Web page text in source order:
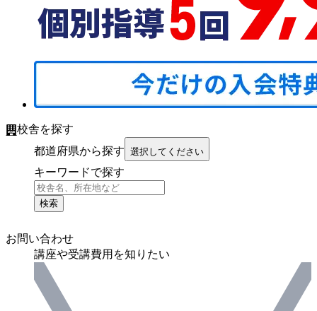
校舎を探す
都道府県から探す 選択してください
キーワードで探す
検索
お問い合わせ
講座や受講費用を知りたい